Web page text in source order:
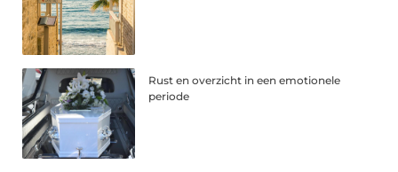
Rust en overzicht in een emotionele
periode